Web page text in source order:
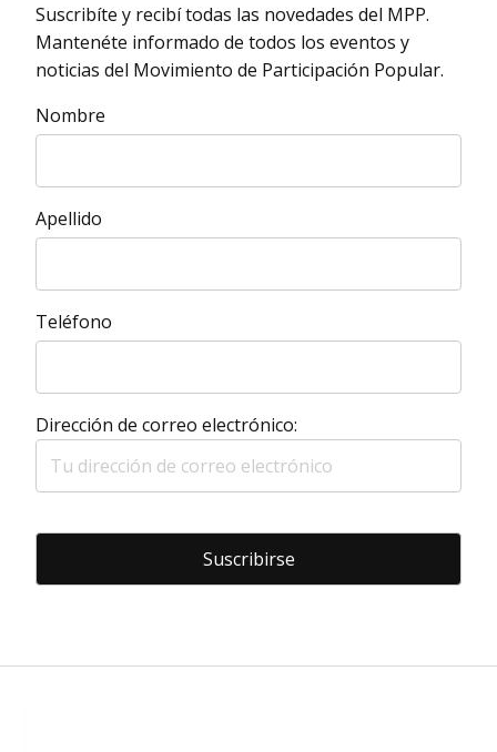
Suscribíte y recibí todas las novedades del MPP.
Mantenéte informado de todos los eventos y
noticias del Movimiento de Participación Popular.
Nombre
Apellido
Teléfono
Dirección de correo electrónico: